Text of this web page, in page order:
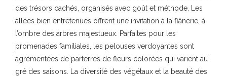
des trésors cachés, organisés avec goût et méthode. Les
allées bien entretenues offrent une invitation à la flânerie, à
l’ombre des arbres majestueux. Parfaites pour les
promenades familiales, les pelouses verdoyantes sont
agrémentées de parterres de fleurs colorées qui varient au
gré des saisons. La diversité des végétaux et la beauté des